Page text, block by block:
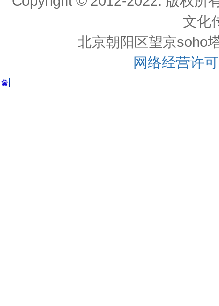
文化
北京朝阳区望京soho
网络经营许